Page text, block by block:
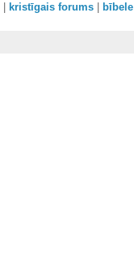
kristīgais forums bībele